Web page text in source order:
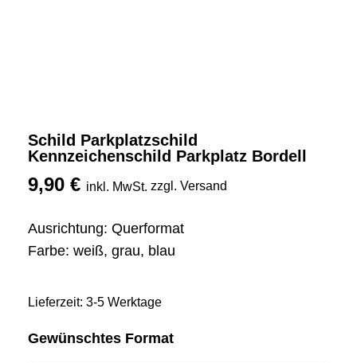
Schild Parkplatzschild
Kennzeichenschild Parkplatz Bordell
9,90 € inkl. MwSt. zzgl. Versand
Ausrichtung: Querformat
Farbe: weiß, grau, blau
Lieferzeit: 3-5 Werktage
Gewünschtes Format